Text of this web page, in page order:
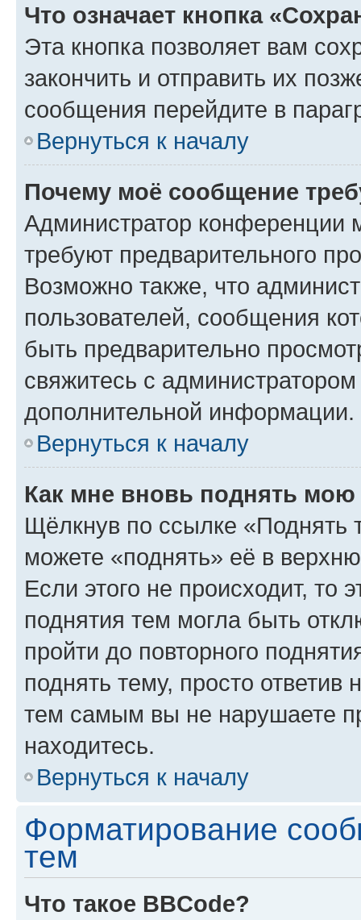
Что означает кнопка
Эта кнопка позволяет вам
закончить и отправить их
сообщения перейдите в
Вернуться к началу
Почему моё сообщение
Администратор конференции
требуют предварительного
Возможно также, что
пользователей, сообщения
быть предварительно
свяжитесь с
дополнительной информации.
Вернуться к началу
Как мне вновь поднять мою
Щёлкнув по ссылке «Поднять
можете «поднять» её в
Если этого не происходит, то
поднятия тем могла быть
пройти до повторного
поднять тему, просто ответив
тем самым вы не нарушаете
находитесь.
Вернуться к началу
Форматирование
тем
Что такое BBCode?